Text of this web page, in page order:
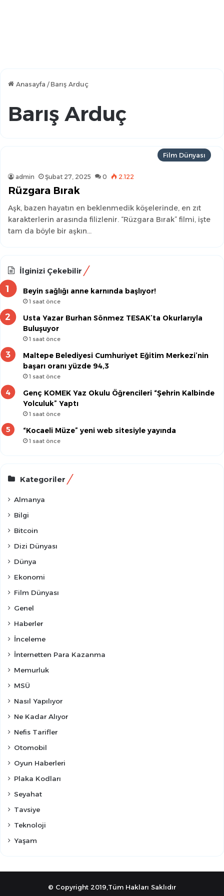
Anasayfa / Barış Arduç
Barış Arduç
Film Dünyası
admin Şubat 27, 2025 0 2.122
Rüzgara Bırak
Aşk, bazen hayatın en beklenmedik köşelerinde, en zıt
karakterlerin arasında filizlenir. “Rüzgara Bırak” filmi, işte
tam da böyle bir aşkın…
İlginizi Çekebilir
Beyin sağlığı anne karnında başlıyor!
1 saat önce
Usta Yazar Burhan Sönmez TESAK’ta Okurlarıyla
Buluşuyor
1 saat önce
Maltepe Belediyesi Cumhuriyet Eğitim Merkezi’nin
başarı oranı yüzde 94,3
1 saat önce
Genç KOMEK Yaz Okulu Öğrencileri “Şehrin Kalbinde
Yolculuk” Yaptı
1 saat önce
“Kocaeli Müze” yeni web sitesiyle yayında
1 saat önce
Kategoriler
Almanya
Bilgi
Bitcoin
Dizi Dünyası
Dünya
Ekonomi
Film Dünyası
Genel
Haberler
İnceleme
İnternetten Para Kazanma
Memurluk
MSÜ
Nasıl Yapılıyor
Ne Kadar Alıyor
Nefis Tarifler
Otomobil
Oyun Haberleri
Plaka Kodları
Seyahat
Tavsiye
Teknoloji
Yaşam
© Copyright 2019,Tüm Hakları Saklıdır